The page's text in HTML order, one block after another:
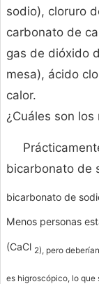
sodio), cloruro
carbonato de
gas de dióxido
mesa), ácido
calor.
¿Cuáles son los
bicarbonato de
bicarbonato de
Menos personas
(CaCl 2), pero
es higroscópico, lo que